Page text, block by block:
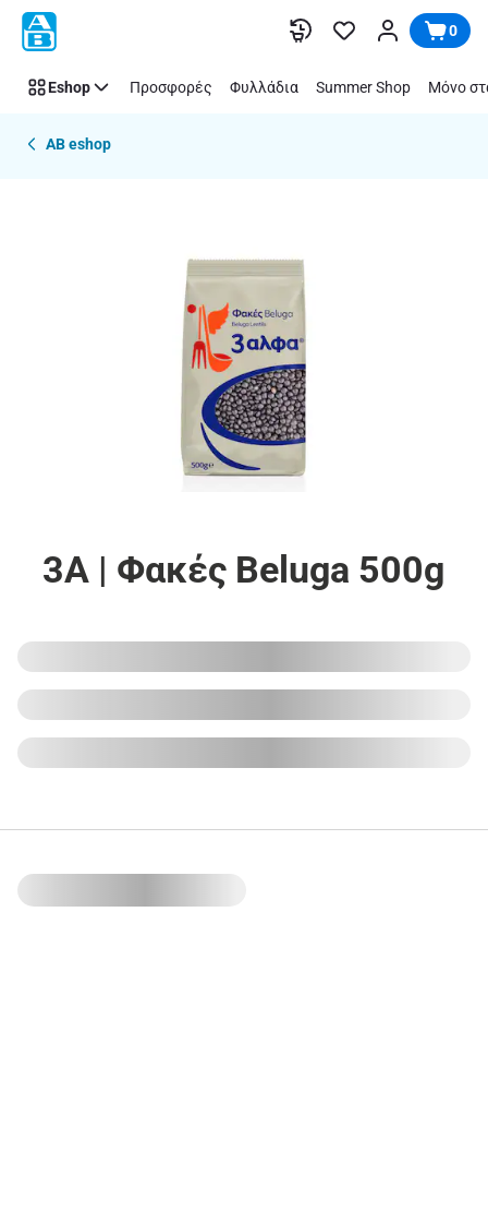
Παράλειψη 0
Eshop Προσφορές Φυλλάδια Summer Shop Μόνο
AB eshop
3Α | Φακές Beluga 500g